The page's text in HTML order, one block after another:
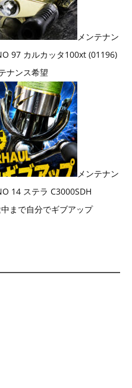
メンテナン
97 カルカッタ100xt (01196)
ナンス希望
メンテナン
14 ステラ C3000SDH
まで自分でギブアップ